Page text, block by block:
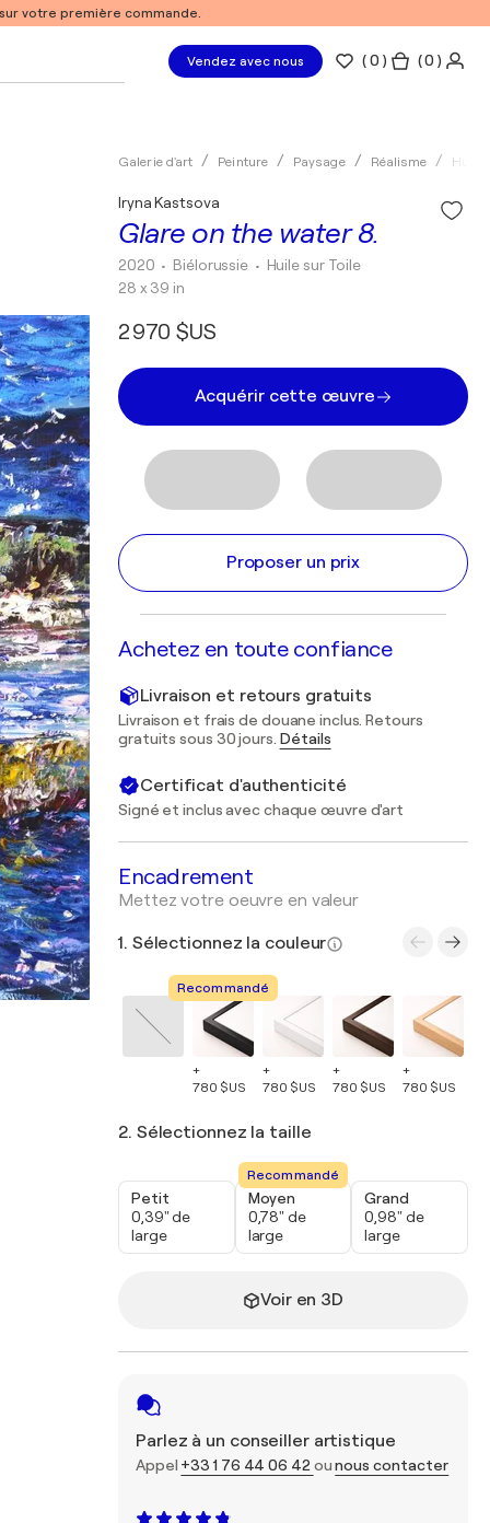
votre première commande.
Vendez avec nous (0 ) ( 0 )
Galerie d'art Peinture Paysage Réalisme Huile
Glare on the water 8.
Iryna Kastsova
2020 • Biélorussie • Huile sur Toile
28 x 39 in
2 970 $US
Acquérir cette œuvre
Proposer un prix
Achetez en toute confiance
Livraison et retours gratuits
Livraison et frais de douane inclus. Retours
gratuits sous 30 jours. Détails
Certificat d'authenticité
Signé et inclus avec chaque œuvre d'art
Encadrement
Mettez votre oeuvre en valeur
1. Sélectionnez la couleur
Recommandé
+
780 $US
+
780 $US
+
780 $US
+
780 $US
2. Sélectionnez la taille
Petit
0,39" de
large
Recommandé
Moyen
0,78" de
large
Grand
0,98" de
large
Voir en 3D
Parlez à un conseiller artistique
Appel +33 1 76 44 06 42 ounous contacter